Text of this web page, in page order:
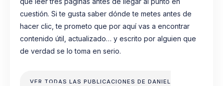
cuestión. Si te gusta saber dónde te metes antes de
hacer clic, te prometo que por aquí vas a encontrar
contenido útil, actualizado… y escrito por alguien que
de verdad se lo toma en serio.
VER TODAS LAS PUBLICACIONES DE DANIEL